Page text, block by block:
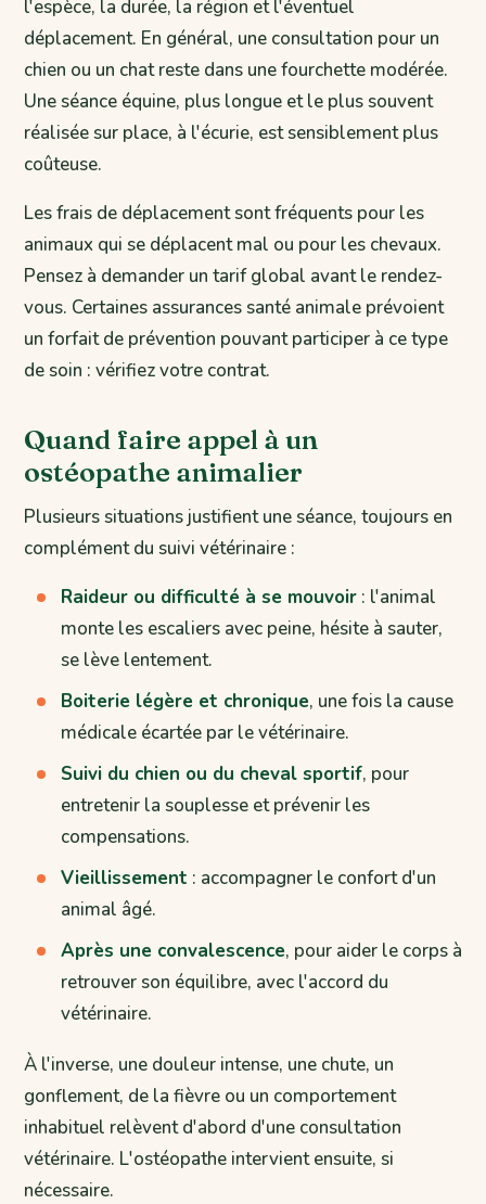
l'espèce, la durée, la région et l'éventuel
déplacement. En général, une consultation pour un
chien ou un chat reste dans une fourchette modérée.
Une séance équine, plus longue et le plus souvent
réalisée sur place, à l'écurie, est sensiblement plus
coûteuse.
Les frais de déplacement sont fréquents pour les
animaux qui se déplacent mal ou pour les chevaux.
Pensez à demander un tarif global avant le rendez-
vous. Certaines assurances santé animale prévoient
un forfait de prévention pouvant participer à ce type
de soin : vérifiez votre contrat.
Quand faire appel à un
ostéopathe animalier
Plusieurs situations justifient une séance, toujours en
complément du suivi vétérinaire :
Raideur ou difficulté à se mouvoir : l'animal
monte les escaliers avec peine, hésite à sauter,
se lève lentement.
Boiterie légère et chronique, une fois la cause
médicale écartée par le vétérinaire.
Suivi du chien ou du cheval sportif, pour
entretenir la souplesse et prévenir les
compensations.
Vieillissement : accompagner le confort d'un
animal âgé.
Après une convalescence, pour aider le corps à
retrouver son équilibre, avec l'accord du
vétérinaire.
À l'inverse, une douleur intense, une chute, un
gonflement, de la fièvre ou un comportement
inhabituel relèvent d'abord d'une consultation
vétérinaire. L'ostéopathe intervient ensuite, si
nécessaire.